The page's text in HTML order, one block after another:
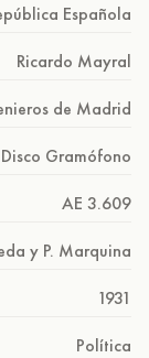
Española
Ricardo Mayral
de Madrid
Disco Gramófono
AE 3.609
y P. Marquina
1931
Política